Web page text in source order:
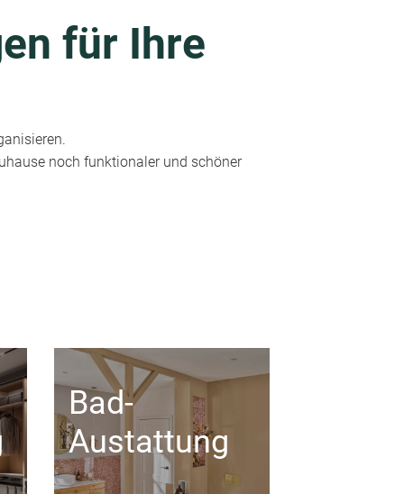
für Ihre
noch funktionaler und schöner
Bad-
Austattung